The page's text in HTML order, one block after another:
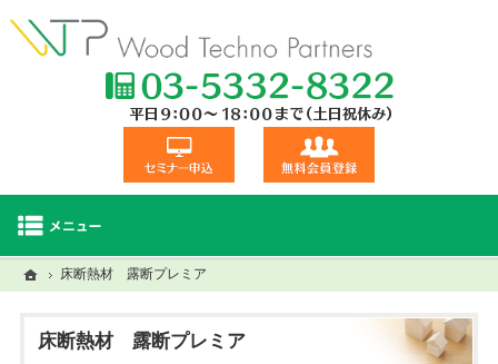
床断熱材 露断プレミア
TEL:03-
セミナー申込
ホーム セミナー・研修一覧
ホーム
床断熱材 露断プレミア